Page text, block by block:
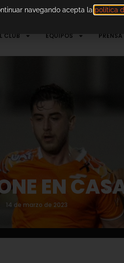
CLUB EQUIPOS PRENSA
EN
14 de marzo de 2023
navegando acepta la política